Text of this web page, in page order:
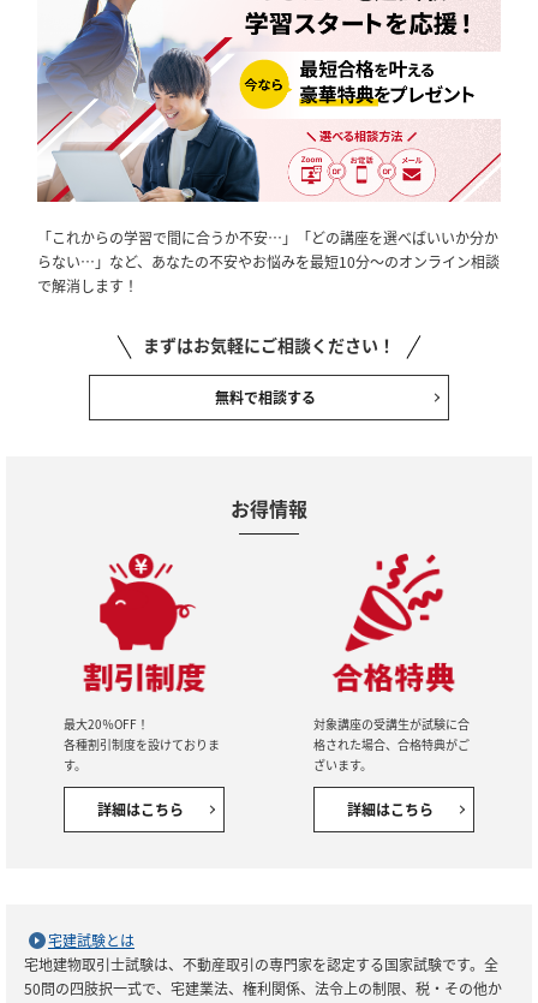
「これからの学習で間に合うか不安…」「どの講座を選べばいいか分か
らない…」など、あなたの不安やお悩みを最短10分～のオンライン相談
で解消します！
まずはお気軽にご相談ください！
無料で相談する
お得情報
最大20％OFF！
各種割引制度を設けておりま
す。
詳細はこちら
対象講座の受講生が試験に合
格された場合、合格特典がご
ざいます。
詳細はこちら
宅建試験とは
宅地建物取引士試験は、不動産取引の専門家を認定する国家試験です。全
50問の四肢択一式で、宅建業法、権利関係、法令上の制限、税・その他か